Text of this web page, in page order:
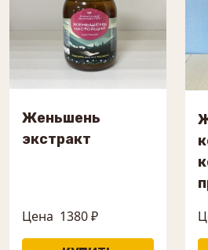
Женьшень
экстракт
Цена 1380 ₽